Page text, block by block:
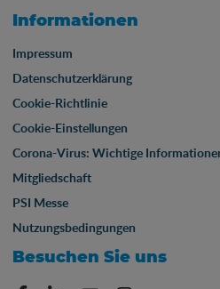
Informationen
Impressum
Datenschutzerklärung
Cookie-Richtlinie
Cookie-Einstellungen
Corona-Virus: Wichtige
Mitgliedschaft
PSI Messe
Nutzungsbedingungen
Besuchen Sie uns